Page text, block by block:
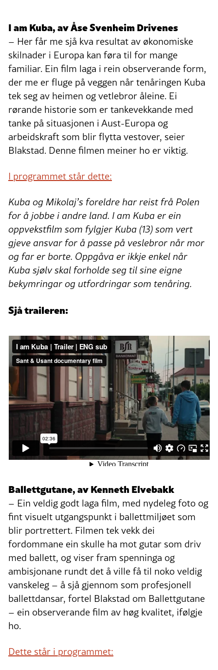
I am Kuba, av Åse Svenheim Drivenes
– Her får me sjå kva resultat av økonomiske
skilnader i Europa kan føra til for mange
familiar. Ein film laga i rein observerande form,
der me er fluge på veggen når tenåringen Kuba
tek seg av heimen og vetlebror åleine. Ei
rørande historie som er tankevekkande med
tanke på situasjonen i Aust-Europa og
arbeidskraft som blir flytta vestover, seier
Blakstad. Denne filmen meiner ho er viktig.
I programmet står dette:
Kuba og Mikolaj’s foreldre har reist frå Polen
for å jobbe i andre land. I am Kuba er ein
oppvekstfilm som fylgjer Kuba (13) som vert
gjeve ansvar for å passe på veslebror når mor
og far er borte. Oppgåva er ikkje enkel når
Kuba sjølv skal forholde seg til sine eigne
bekymringar og utfordringar som tenåring.
Sjå traileren:
Ballettgutane, av Kenneth Elvebakk
– Ein veldig godt laga film, med nydeleg foto og
fint visuelt utgangspunkt i ballettmiljøet som
blir portrettert. Filmen tek vekk dei
fordommane ein skulle ha mot gutar som driv
med ballett, og viser fram spenninga og
ambisjonane rundt det å ville få til noko veldig
vanskeleg – å sjå gjennom som profesjonell
ballettdansar, fortel Blakstad om Ballettgutane
– ein observerande film av høg kvalitet, ifølgje
ho.
Dette står i programmet: